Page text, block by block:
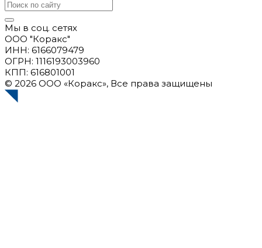
Мы в соц. сетях
ООО "Коракс"
ИНН: 6166079479
ОГРН: 1116193003960
КПП: 616801001
© 2026 ООО «Коракс», Все права защищены